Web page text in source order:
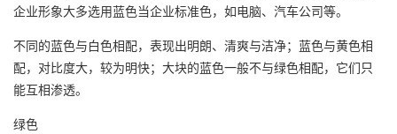
企业形象大多选用蓝色当企业标准色，如电脑、汽车公司等。
不同的蓝色与白色相配，表现出明朗、清爽与洁净；蓝色与黄色相
配，对比度大，较为明快；大块的蓝色一般不与绿色相配，它们只
能互相渗透。
绿色